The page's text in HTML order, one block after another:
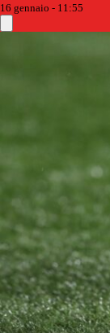
16 gennaio - 11:55